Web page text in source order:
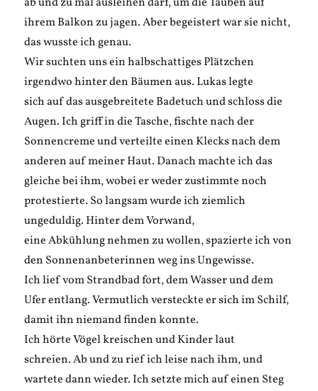
ihrem Balkon zu jagen. Aber begeistert war sie nicht,
das wusste ich genau.
Wir suchten uns ein halbschattiges Plätzchen
irgendwo hinter den Bäumen aus. Lukas legte
sich auf das ausgebreitete Badetuch und schloss die
Augen. Ich griff in die Tasche, fischte nach der
Sonnencreme und verteilte einen Klecks nach dem
anderen auf meiner Haut. Danach machte ich das
gleiche bei ihm, wobei er weder zustimmte noch
protestierte. So langsam wurde ich ziemlich
ungeduldig. Hinter dem Vorwand,
eine Abkühlung nehmen zu wollen, spazierte ich von
den Sonnenanbeterinnen weg ins Ungewisse.
Ich lief vom Strandbad fort, dem Wasser und dem
Ufer entlang. Vermutlich versteckte er sich im Schilf,
damit ihn niemand finden konnte.
Ich hörte Vögel kreischen und Kinder laut
schreien. Ab und zu rief ich leise nach ihm, und
wartete dann wieder. Ich setzte mich auf einen Steg